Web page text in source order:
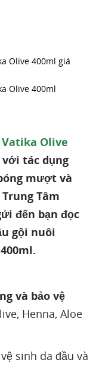
Olive 400ml giá
Olive 400ml
Olive
tác dụng
mượt và
Tâm
đến bạn đọc
gội nuôi
và bảo vệ
Henna, Aloe
sinh da đầu và